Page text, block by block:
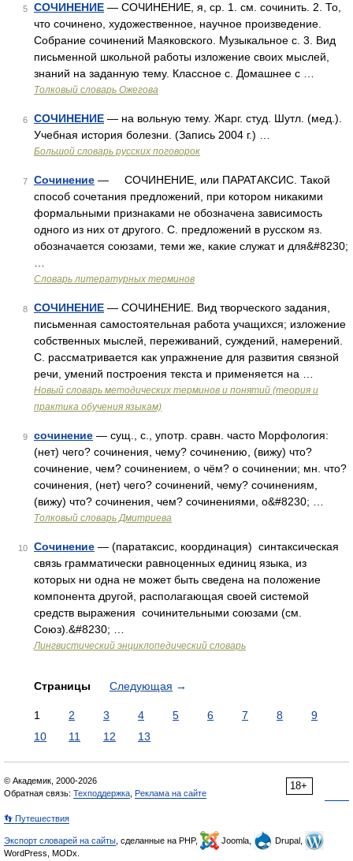
5 СОЧИНЕНИЕ — СОЧИНЕНИЕ, я, ср. 1. см. сочинить. 2. То,
что сочинено, художественное, научное произведение.
Собрание сочинений Маяковского. Музыкальное с. 3. Вид
письменной школьной работы изложение своих мыслей,
знаний на заданную тему. Классное с. Домашнее с …
Толковый словарь Ожегова
6 СОЧИНЕНИЕ — на вольную тему. Жарг. студ. Шутл. (мед.).
Учебная история болезни. (Запись 2004 г.) …
Большой словарь русских поговорок
7 Сочинение — СОЧИНЕНИЕ, или ПАРАТАКСИС. Такой
способ сочетания предложений, при котором никакими
формальными признаками не обозначена зависимость
одного из них от другого. С. предложений в русском яз.
обозначается союзами, теми же, какие служат и для&#8230;
Словарь литературных терминов
8 СОЧИНЕНИЕ — СОЧИНЕНИЕ. Вид творческого задания,
письменная самостоятельная работа учащихся; изложение
собственных мыслей, переживаний, суждений, намерений.
С. рассматривается как упражнение для развития связной
речи, умений построения текста и применяется на …
Новый словарь методических терминов и понятий (теория и
практика обучения языкам)
9 сочинение — сущ., с., употр. сравн. часто Морфология:
(нет) чего? сочинения, чему? сочинению, (вижу) что?
сочинение, чем? сочинением, о чём? о сочинении; мн. что?
сочинения, (нет) чего? сочинений, чему? сочинениям,
(вижу) что? сочинения, чем? сочинениями, о&#8230; …
Толковый словарь Дмитриева
10 Сочинение — (паратаксис, координация) синтаксическая
связь грамматически равноценных единиц языка, из
которых ни одна не может быть сведена на положение
компонента другой, располагающая своей системой
средств выражения сочинительными союзами (см.
Союз).&#8230; …
Лингвистический энциклопедический словарь
Страницы Следующая →
1 2 3 4 5 6 7 8
9
10
11 12 13
18+
© Академик, 2000-2026
Обратная связь: Техподдержка Реклама на сайте
👣 Путешествия
Экспорт словарей на сайты , сделанные на PHP, Joomla,
Drupal,
WordPress, MODx.